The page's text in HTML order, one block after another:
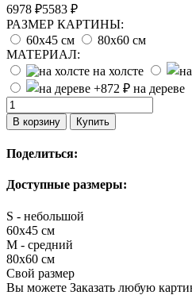
6978 ₽5583 ₽
РАЗМЕР КАРТИНЫ:
60х45 см
80х60 см
МАТЕРИАЛ:
на холсте
на дереве
В корзину Купить
Поделиться:
Доступные размеры:
S - небольшой
60х45 см
M - средний
80х60 см
Свой размер
Вы можете Заказать любую